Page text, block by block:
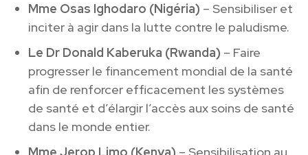
Mme Osas Ighodaro (Nigéria) – Sensibiliser et
inciter à agir dans la lutte contre le paludisme.
Le Dr Donald Kaberuka (Rwanda) – Faire
progresser le financement mondial de la santé
afin de renforcer efficacement les systèmes
de santé et d’élargir l’accès aux soins de santé
dans le monde entier.